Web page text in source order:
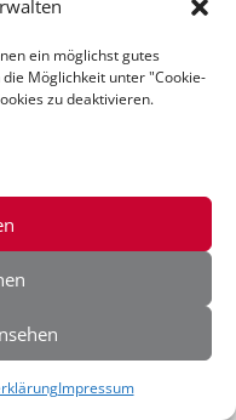
ein möglichst gutes
Möglichkeit unter "Cookie-
zu deaktivieren.
Impressum
und
Sie uns gerne.